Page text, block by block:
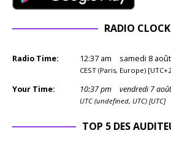
RADIO CLOCK
Radio Time: 12:37 am samedi 8 août
CEST (Paris, Europe)
Your Time: 10:37pm vendredi 7 août
UTC (undefined, UTC) [UTC]
TOP 5 DES